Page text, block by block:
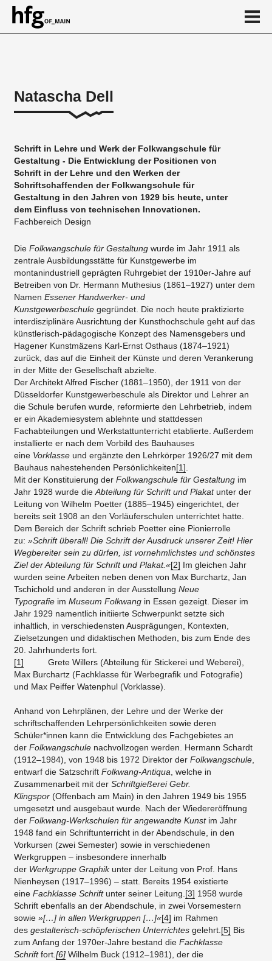
Über
Projekte
...
Natascha Dell
Schrift in Lehre und Werk der Folkwangschule für
Gestaltung - Die Entwicklung der Positionen von
Schrift in der Lehre und den Werken der
Schriftschaffenden der Folkwangschule für
Gestaltung in den Jahren von 1929 bis heute, unter
dem Einfluss von technischen Innovationen.
Fachbereich Design
Die Folkwangschule für Gestaltung wurde im Jahr 1911 als
zentrale Ausbildungsstätte für Kunstgewerbe im
montanindustriell geprägten Ruhrgebiet der 1910er-Jahre auf
Betreiben von Dr. Hermann Muthesius (1861–1927) unter dem
Namen Essener Handwerker- und
Kunstgewerbeschule gegründet. Die noch heute praktizierte
interdisziplinäre Ausrichtung der Kunsthochschule geht auf das
künstlerisch-pädagogische Konzept des Namensgebers und
Hagener Kunstmäzens Karl-Ernst Osthaus (1874–1921)
zurück, das auf die Einheit der Künste und deren Verankerung
in der Mitte der Gesellschaft abzielte.
Der Architekt Alfred Fischer (1881–1950), der 1911 von der
Düsseldorfer Kunstgewerbeschule als Direktor und Lehrer an
die Schule berufen wurde, reformierte den Lehrbetrieb, indem
er ein Akademiesystem ablehnte und stattdessen
Fachabteilungen und Werkstattunterricht etablierte. Außerdem
installierte er nach dem Vorbild des Bauhauses
eine Vorklasse und ergänzte den Lehrkörper 1926/27 mit dem
Bauhaus nahestehenden Persönlichkeiten[1]
Mit der Konstituierung der Folkwangschule für Gestaltung im
Jahr 1928 wurde die Abteilung für Schrift und Plakatunter der
Leitung von Wilhelm Poetter (1885–1945) eingerichtet, der
bereits seit 1908 an den Vorläuferschulen unterrichtet hatte.
Dem Bereich der Schrift schrieb Poetter eine Pionierrolle
zu: »Schrift überall! Die Schrift der Ausdruck unserer Zeit! Hier
Wegbereiter sein zu dürfen, ist vornehmlichstes und schönstes
Ziel der Abteilung für Schrift und Plakat.«[2] Im gleichen Jahr
wurden seine Arbeiten neben denen von Max Burchartz, Jan
Tschichold und anderen in der Ausstellung Neue
Typografie im Museum Folkwang in Essen gezeigt. Dieser im
Jahr 1929 namentlich initiierte Schwerpunkt setzte sich
inhaltlich, in verschiedensten Ausprägungen, Kontexten,
Zielsetzungen und didaktischen Methoden, bis zum Ende des
20. Jahrhunderts fort.
[1] Grete Willers (Abteilung für Stickerei und Weberei),
Max Burchartz (Fachklasse für Werbegrafik und Fotografie)
und Max Peiffer Watenphul (Vorklasse).
Anhand von Lehrplänen, der Lehre und der Werke der
schriftschaffenden Lehrpersönlichkeiten sowie deren
Schüler*innen kann die Entwicklung des Fachgebietes an
der Folkwangschule nachvollzogen werden. Hermann Schardt
(1912–1984), von 1948 bis 1972 Direktor der Folkwangschule
entwarf die Satzschrift Folkwang-Antiqua , welche in
Zusammenarbeit mit der Schriftgießerei Gebr.
Klingspor (Offenbach am Main) in den Jahren 1949 bis 1955
umgesetzt und ausgebaut wurde. Nach der Wiedereröffnung
der Folkwang-Werkschulen für angewandte Kunstim Jahr
1948 fand ein Schriftunterricht in der Abendschule, in den
Vorkursen (zwei Semester) sowie in verschiedenen
Werkgruppen – insbesondere innerhalb
der Werkgruppe Graphik unter der Leitung von Prof. Hans
Nienheysen (1917–1996) – statt. Bereits 1954 existierte
eine Fachklasse Schriftunter seiner Leitung. [3] 1958 wurde
Schrift ebenfalls an der Abendschule, in zwei Vorsemestern
sowie »[…] in allen Werkgruppen […]«[4] im Rahmen
des gestalterisch-schöpferischen Unterrichtes gelehrt. [5] Bis
zum Anfang der 1970er-Jahre bestand die Fachklasse
Schriftfort [6] Wilhelm Buck (1912–1981), der die